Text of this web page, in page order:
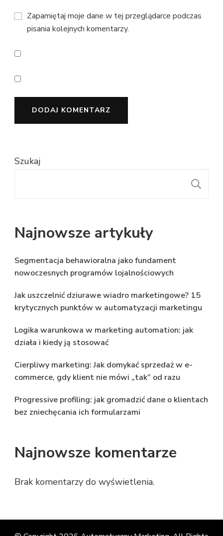
Zapamiętaj moje dane w tej przeglądarce podczas
pisania kolejnych komentarzy.
Szukaj
Najnowsze artykuły
Segmentacja behawioralna jako fundament
nowoczesnych programów lojalnościowych
Jak uszczelnić dziurawe wiadro marketingowe? 15
krytycznych punktów w automatyzacji marketingu
Logika warunkowa w marketing automation: jak
działa i kiedy ją stosować
Cierpliwy marketing: Jak domykać sprzedaż w e-
commerce, gdy klient nie mówi „tak” od razu
Progressive profiling: jak gromadzić dane o klientach
bez zniechęcania ich formularzami
Najnowsze komentarze
Brak komentarzy do wyświetlenia.